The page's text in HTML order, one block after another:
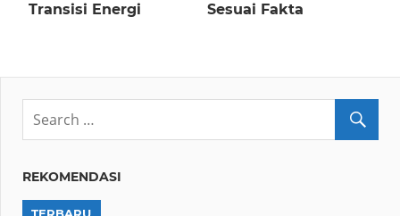
Transisi Energi
Sesuai Fakta
REKOMENDASI